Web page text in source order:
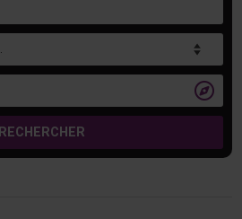

RECHERCHER